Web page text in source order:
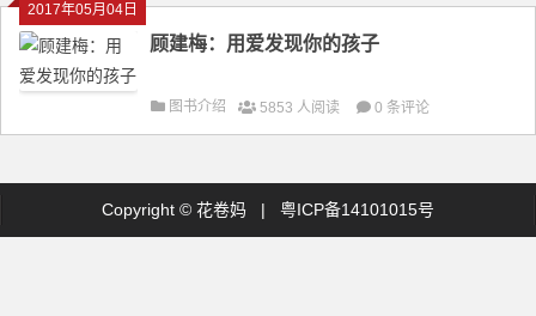
2017年05月04日
顾建梅：用爱发现你的孩子
图书介绍 5853 人阅读 0 条评论
Copyright © 花卷妈 | 粤ICP备14101015号